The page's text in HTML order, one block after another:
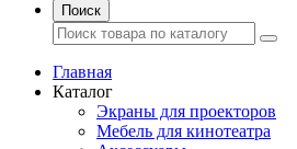
Поиск
Главная
Каталог
Экраны для проекторов
Mебель для кинотеатра